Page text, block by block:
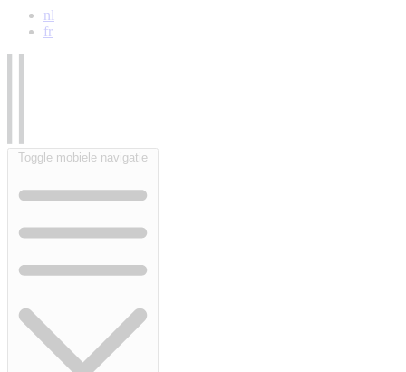
nl
fr
Toggle mobiele navigatie